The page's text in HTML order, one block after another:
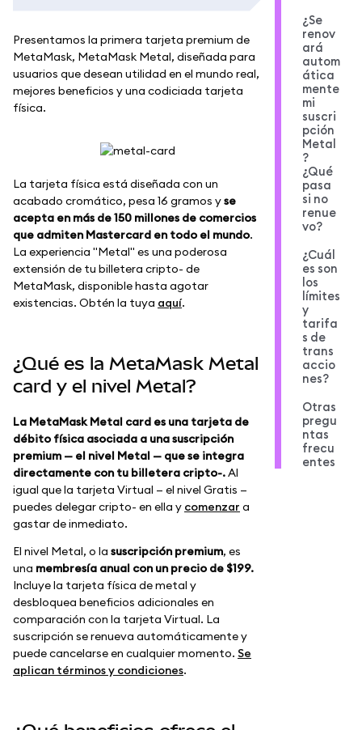
Presentamos la primera tarjeta premium de
MetaMask, MetaMask Metal, diseñada para
usuarios que desean utilidad en el mundo real,
mejores beneficios y una codiciada tarjeta
física.
La tarjeta física está diseñada con un
acabado cromático, pesa 16 gramos yse
acepta en más de 150 millones de comercios
que admiten Mastercard en todo el mundo.
La experiencia "Metal" es una poderosa
extensión de tu billetera cripto- de
MetaMask, disponible hasta agotar
existencias. Obtén la tuya aquí.
¿Qué es la MetaMask Metal
card y el nivel Metal?
La MetaMask Metal card es una tarjeta de
débito física asociada a una suscripción
premium — el nivel Metal — que se integra
directamente con tu billetera cripto-.Al
igual que la tarjeta Virtual — el nivel Gratis —
puedes delegar cripto- en ella y comenzar a
gastar de inmediato.
El nivel Metal, o la suscripción premium, es
una membresía anual con un precio de $199.
Incluye la tarjeta física de metal y
desbloquea beneficios adicionales en
comparación con la tarjeta Virtual. La
suscripción se renueva automáticamente y
puede cancelarse en cualquier momento. Se
aplican términos y condiciones.
¿Se
renov
ará
autom
ática
mente
mi
suscri
pción
Metal
?
¿Qué
pasa
si no
renue
vo?
¿Cuál
es son
los
límites
y
tarifa
s de
trans
accio
nes?
Otras
pregu
ntas
frecu
entes